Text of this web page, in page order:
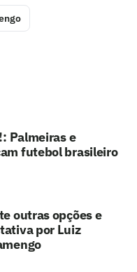
Palmeiras e
futebol brasileiro
outras opções e
por Luiz